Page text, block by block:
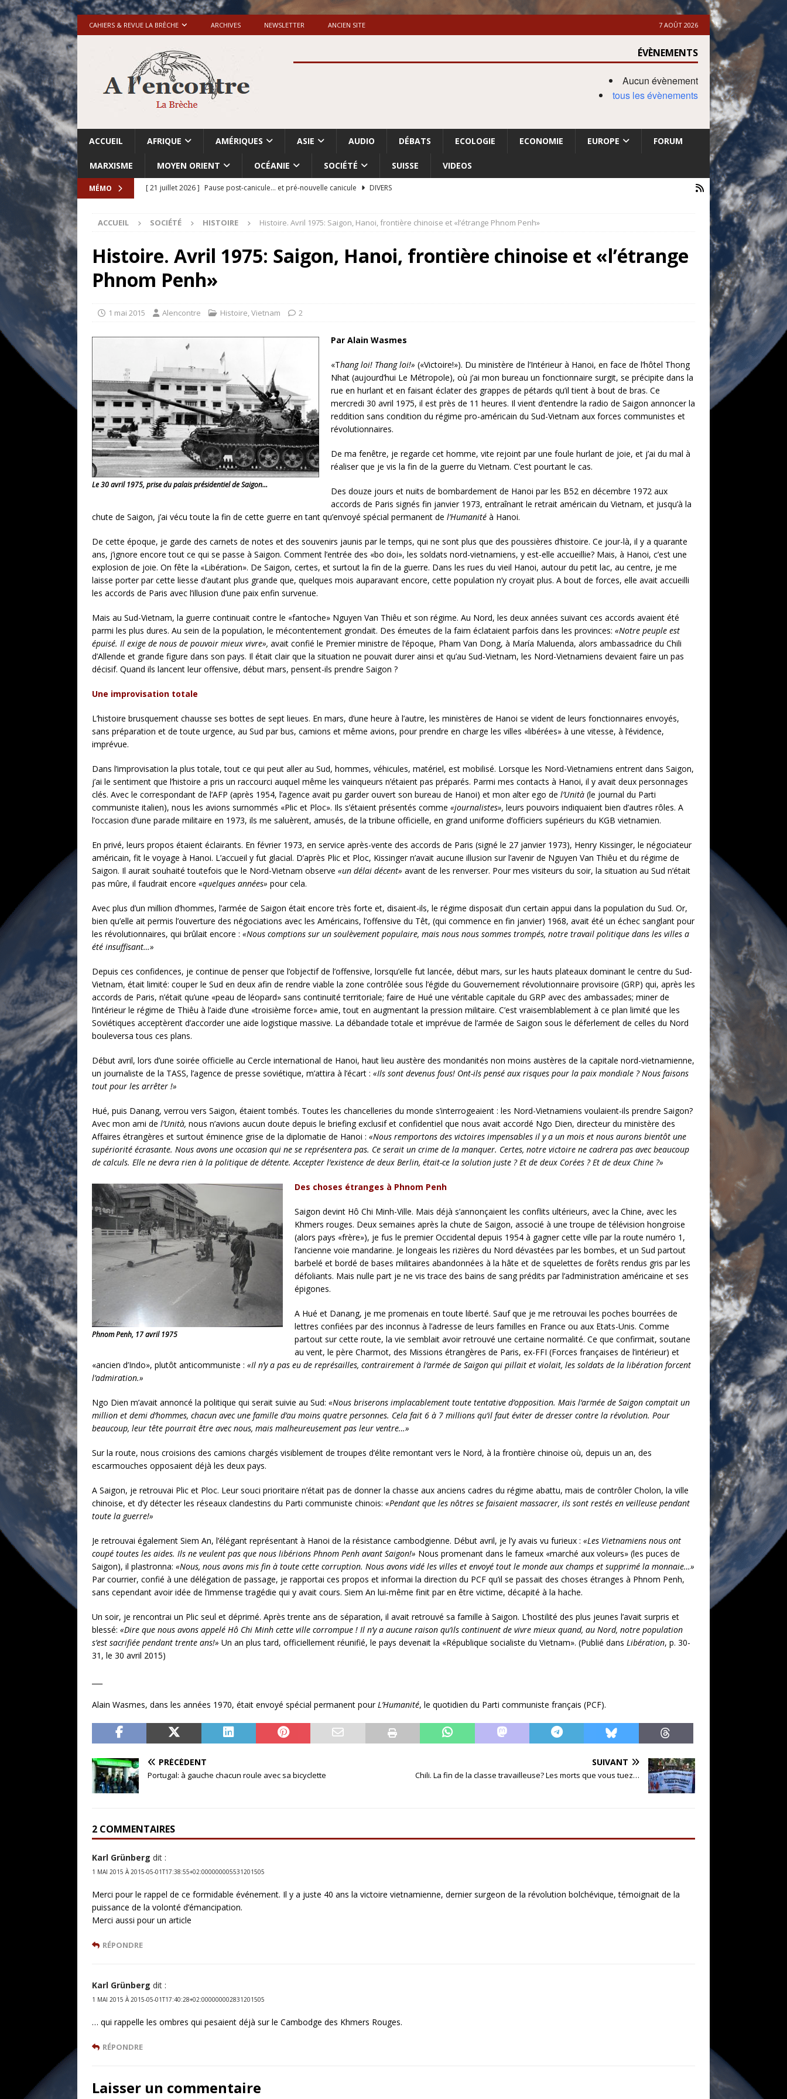
CAHIERS & REVUE LA BRÈCHE ARCHIVES NEWSLETTER ANCIEN SITE 7 AOÛT 2026
ÉVÈNEMENTS
Aucun évènement
tous les évènements
ACCUEIL AFRIQUE AMÉRIQUES ASIE AUDIO DÉBATS ECOLOGIE ECONOMIE EUROPE FORUM
MARXISME MOYEN ORIENT OCÉANIE SOCIÉTÉ SUISSE VIDEOS
MÉMO [ 21 juillet 2026 ] Pause post-canicule… et pré-nouvelle canicule
DIVERS
[ 18 juillet 2026 ]
Israël-Palestine. «Accentuation du nettoyage ethnique en Cisjordanie et à Gaza
avant les élections du 27 octobre»
ISRAËL
«Le discours de Trump sur la “fraude électorale” était une blague de mauvais
goût… et une menace»
[ 17 juillet 2026 ]
Iran. Le retour de l’option militaire
* LA UNE
ACCUEIL SOCIÉTÉ HISTOIRE Histoire. Avril 1975: Saigon, Hanoi, frontière chinoise et «l’étrange Phnom Penh»
Histoire. Avril 1975: Saigon, Hanoi, frontière chinoise et «l’étrange
Phnom Penh»
1 mai 2015 Alencontre Histoire,Vietnam 2
Le 30 avril 1975, prise du palais présidentiel de Saigon…
Par Alain Wasmes
«Thang loi! Thang loi!» («Victoire!»). Du ministère de l’Intérieur à Hanoi, en face de l’hôtel Thong
Nhat (aujourd’hui Le Métropole), où j’ai mon bureau un fonctionnaire surgit, se précipite dans la
rue en hurlant et en faisant éclater des grappes de pétards qu’il tient à bout de bras. Ce
mercredi 30 avril 1975, il est près de 11 heures. Il vient d’entendre la radio de Saigon annoncer la
reddition sans condition du régime pro-américain du Sud-Vietnam aux forces communistes et
révolutionnaires.
De ma fenêtre, je regarde cet homme, vite rejoint par une foule hurlant de joie, et j’ai du mal à
réaliser que je vis la fin de la guerre du Vietnam. C’est pourtant le cas.
Des douze jours et nuits de bombardement de Hanoi par les B52 en décembre 1972 aux
accords de Paris signés fin janvier 1973, entraînant le retrait américain du Vietnam, et jusqu’à la
chute de Saigon, j’ai vécu toute la fin de cette guerre en tant qu’envoyé spécial permanent de l’Humanité à Hanoi.
De cette époque, je garde des carnets de notes et des souvenirs jaunis par le temps, qui ne sont plus que des poussières d’histoire. Ce jour-là, il y a quarante
ans, j’ignore encore tout ce qui se passe à Saigon. Comment l’entrée des «bo doi», les soldats nord-vietnamiens, y est-elle accueillie? Mais, à Hanoi, c’est une
explosion de joie. On fête la «Libération». De Saigon, certes, et surtout la fin de la guerre. Dans les rues du vieil Hanoi, autour du petit lac, au centre, je me
laisse porter par cette liesse d’autant plus grande que, quelques mois auparavant encore, cette population n’y croyait plus. A bout de forces, elle avait accueilli
les accords de Paris avec l’illusion d’une paix enfin survenue.
Mais au Sud-Vietnam, la guerre continuait contre le «fantoche» Nguyen Van Thiêu et son régime. Au Nord, les deux années suivant ces accords avaient été
parmi les plus dures. Au sein de la population, le mécontentement grondait. Des émeutes de la faim éclataient parfois dans les provinces: «Notre peuple est
épuisé. Il exige de nous de pouvoir mieux vivre», avait confié le Premier ministre de l’époque, Pham Van Dong, à María Maluenda, alors ambassadrice du Chili
d’Allende et grande figure dans son pays. Il était clair que la situation ne pouvait durer ainsi et qu’au Sud-Vietnam, les Nord-Vietnamiens devaient faire un pas
décisif. Quand ils lancent leur offensive, début mars, pensent-ils prendre Saigon ?
Une improvisation totale
L’histoire brusquement chausse ses bottes de sept lieues. En mars, d’une heure à l’autre, les ministères de Hanoi se vident de leurs fonctionnaires envoyés,
sans préparation et de toute urgence, au Sud par bus, camions et même avions, pour prendre en charge les villes «libérées» à une vitesse, à l’évidence,
imprévue.
Dans l’improvisation la plus totale, tout ce qui peut aller au Sud, hommes, véhicules, matériel, est mobilisé. Lorsque les Nord-Vietnamiens entrent dans Saigon,
j’ai le sentiment que l’histoire a pris un raccourci auquel même les vainqueurs n’étaient pas préparés. Parmi mes contacts à Hanoi, il y avait deux personnages
clés. Avec le correspondant de l’AFP (après 1954, l’agence avait pu garder ouvert son bureau de Hanoi) et mon alter ego de l’Unità (le journal du Parti
communiste italien), nous les avions surnommés «Plic et Ploc». Ils s’étaient présentés comme «journalistes», leurs pouvoirs indiquaient bien d’autres rôles. A
l’occasion d’une parade militaire en 1973, ils me saluèrent, amusés, de la tribune officielle, en grand uniforme d’officiers supérieurs du KGB vietnamien.
En privé, leurs propos étaient éclairants. En février 1973, en service après-vente des accords de Paris (signé le 27 janvier 1973), Henry Kissinger, le négociateur
américain, fit le voyage à Hanoi. L’accueil y fut glacial. D’après Plic et Ploc, Kissinger n’avait aucune illusion sur l’avenir de Nguyen Van Thiêu et du régime de
Saigon. Il aurait souhaité toutefois que le Nord-Vietnam observe «un délai décent» avant de les renverser. Pour mes visiteurs du soir, la situation au Sud n’était
pas mûre, il faudrait encore «quelques années» pour cela.
Avec plus d’un million d’hommes, l’armée de Saigon était encore très forte et, disaient-ils, le régime disposait d’un certain appui dans la population du Sud. Or,
bien qu’elle ait permis l’ouverture des négociations avec les Américains, l’offensive du Têt, (qui commence en fin janvier) 1968, avait été un échec sanglant pour
les révolutionnaires, qui brûlait encore : «Nous comptions sur un soulèvement populaire, mais nous nous sommes trompés, notre travail politique dans les villes a
été insuffisant…»
Depuis ces confidences, je continue de penser que l’objectif de l’offensive, lorsqu’elle fut lancée, début mars, sur les hauts plateaux dominant le centre du Sud-
Vietnam, était limité: couper le Sud en deux afin de rendre viable la zone contrôlée sous l’égide du Gouvernement révolutionnaire provisoire (GRP) qui, après les
accords de Paris, n’était qu’une «peau de léopard» sans continuité territoriale; faire de Hué une véritable capitale du GRP avec des ambassades; miner de
l’intérieur le régime de Thiêu à l’aide d’une «troisième force» amie, tout en augmentant la pression militaire. C’est vraisemblablement à ce plan limité que les
Soviétiques acceptèrent d’accorder une aide logistique massive. La débandade totale et imprévue de l’armée de Saigon sous le déferlement de celles du Nord
bouleversa tous ces plans.
Début avril, lors d’une soirée officielle au Cercle international de Hanoi, haut lieu austère des mondanités non moins austères de la capitale nord-vietnamienne,
un journaliste de la TASS, l’agence de presse soviétique, m’attira à l’écart : «Ils sont devenus fous! Ont-ils pensé aux risques pour la paix mondiale ? Nous faisons
tout pour les arrêter !»
Hué, puis Danang, verrou vers Saigon, étaient tombés. Toutes les chancelleries du monde s’interrogeaient : les Nord-Vietnamiens voulaient-ils prendre Saigon?
Avec mon ami de l’Unità, nous n’avions aucun doute depuis le briefing exclusif et confidentiel que nous avait accordé Ngo Dien, directeur du ministère des
Affaires étrangères et surtout éminence grise de la diplomatie de Hanoi : «Nous remportons des victoires impensables il y a un mois et nous aurons bientôt une
supériorité écrasante. Nous avons une occasion qui ne se représentera pas. Ce serait un crime de la manquer. Certes, notre victoire ne cadrera pas avec beaucoup
de calculs. Elle ne devra rien à la politique de détente. Accepter l’existence de deux Berlin, était-ce la solution juste ? Et de deux Corées ? Et de deux Chine ?»
Phnom Penh, 17 avril 1975
Des choses étranges à Phnom Penh
Saigon devint Hô Chi Minh-Ville. Mais déjà s’annonçaient les conflits ultérieurs, avec la Chine, avec les
Khmers rouges. Deux semaines après la chute de Saigon, associé à une troupe de télévision hongroise
(alors pays «frère»), je fus le premier Occidental depuis 1954 à gagner cette ville par la route numéro 1,
l’ancienne voie mandarine. Je longeais les rizières du Nord dévastées par les bombes, et un Sud partout
barbelé et bordé de bases militaires abandonnées à la hâte et de squelettes de forêts rendus gris par les
défoliants. Mais nulle part je ne vis trace des bains de sang prédits par l’administration américaine et ses
épigones.
A Hué et Danang, je me promenais en toute liberté. Sauf que je me retrouvai les poches bourrées de
lettres confiées par des inconnus à l’adresse de leurs familles en France ou aux Etats-Unis. Comme
partout sur cette route, la vie semblait avoir retrouvé une certaine normalité. Ce que confirmait, soutane
au vent, le père Charmot, des Missions étrangères de Paris, ex-FFI (Forces françaises de l’intérieur) et
«ancien d’Indo», plutôt anticommuniste : «Il n’y a pas eu de représailles, contrairement à l’armée de Saigon qui pillait et violait, les soldats de la libération forcent
l’admiration.»
Ngo Dien m’avait annoncé la politique qui serait suivie au Sud: «Nous briserons implacablement toute tentative d’opposition. Mais l’armée de Saigon comptait un
million et demi d’hommes, chacun avec une famille d’au moins quatre personnes. Cela fait 6 à 7 millions qu’il faut éviter de dresser contre la révolution. Pour
beaucoup, leur tête pourrait être avec nous, mais malheureusement pas leur ventre…»
Sur la route, nous croisions des camions chargés visiblement de troupes d’élite remontant vers le Nord, à la frontière chinoise où, depuis un an, des
escarmouches opposaient déjà les deux pays.
A Saigon, je retrouvai Plic et Ploc. Leur souci prioritaire n’était pas de donner la chasse aux anciens cadres du régime abattu, mais de contrôler Cholon, la ville
chinoise, et d’y détecter les réseaux clandestins du Parti communiste chinois: «Pendant que les nôtres se faisaient massacrer, ils sont restés en veilleuse pendant
toute la guerre!»
Je retrouvai également Siem An, l’élégant représentant à Hanoi de la résistance cambodgienne. Début avril, je l’y avais vu furieux : «Les Vietnamiens nous ont
coupé toutes les aides. Ils ne veulent pas que nous libérions Phnom Penh avant Saigon!» Nous promenant dans le fameux «marché aux voleurs» (les puces de
Saigon), il plastronna: «Nous, nous avons mis fin à toute cette corruption. Nous avons vidé les villes et envoyé tout le monde aux champs et supprimé la monnaie…»
Par courrier, confié à une délégation de passage, je rapportai ces propos et informai la direction du PCF qu’il se passait des choses étranges à Phnom Penh,
sans cependant avoir idée de l’immense tragédie qui y avait cours. Siem An lui-même finit par en être victime, décapité à la hache.
Un soir, je rencontrai un Plic seul et déprimé. Après trente ans de séparation, il avait retrouvé sa famille à Saigon. L’hostilité des plus jeunes l’avait surpris et
blessé: «Dire que nous avons appelé Hô Chi Minh cette ville corrompue ! Il n’y a aucune raison qu’ils continuent de vivre mieux quand, au Nord, notre population
s’est sacrifiée pendant trente ans!» Un an plus tard, officiellement réunifié, le pays devenait la «République socialiste du Vietnam». (Publié dans Libération, p. 30-
31, le 30 avril 2015)
Alain Wasmes, dans les années 1970, était envoyé spécial permanent pourL’Humanité, le quotidien du Parti communiste français (PCF).
PRÉCÉDENT
Portugal: à gauche chacun roule avec sa bicyclette
SUIVANT
Chili. La fin de la classe travailleuse? Les morts que vous tuez…
2 COMMENTAIRES
Karl Grünberg dit :
1 MAI 2015 À 2015-05-01T17:38:55+02:000000005531201505
Merci pour le rappel de ce formidable événement. Il y a juste 40 ans la victoire vietnamienne, dernier surgeon de la révolution bolchévique, témoignait de la
puissance de la volonté d’émancipation.
Merci aussi pour un article
RÉPONDRE
Karl Grünberg dit :
1 MAI 2015 À 2015-05-01T17:40:28+02:000000002831201505
… qui rappelle les ombres qui pesaient déjà sur le Cambodge des Khmers Rouges.
RÉPONDRE
Laisser un commentaire